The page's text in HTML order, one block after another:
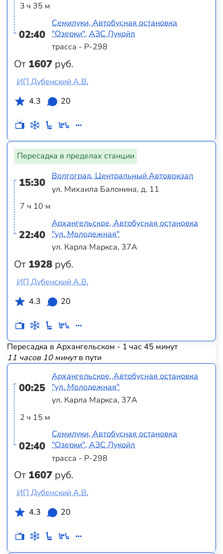
3 ч 35 м
02:40
От 1607 руб.
Семилуки, Автобусная остановка
"Озерки", АЗС Лукойл
трасса - Р-298
ИП Дубенский А.В.
4.3
20
Пересадка в пределах станции
15:30
7 ч 10 м
22:40
От 1928 руб.
Волгоград, Центральный Автовокзал
ул. Михаила Балонина, д. 11
Архангельское, Автобусная остановка
"ул. Молодежная"
ул. Карла Маркса, 37А
ИП Дубенский А.В.
4.3
20
Пересадка в Архангельском - 1 час 45 минут
11 часов 10 минутв пути
00:25
2 ч 15 м
02:40
От 1607 руб.
Архангельское, Автобусная остановка
"ул. Молодежная"
ул. Карла Маркса, 37А
Семилуки, Автобусная остановка
"Озерки", АЗС Лукойл
трасса - Р-298
ИП Дубенский А.В.
4.3
20